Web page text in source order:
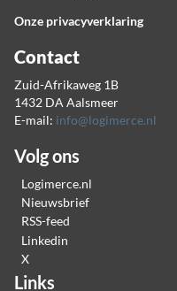
Onze privacyverklaring
Contact
Zuid-Afrikaweg 1B
1432 DA Aalsmeer
E-mail: info@logimerce.nl
Volg ons
Logimerce.nl
Nieuwsbrief
RSS-feed
Linkedin
X
Links